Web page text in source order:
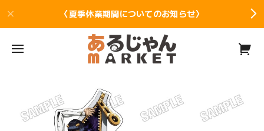
〈夏季休業期間についてのお知らせ〉